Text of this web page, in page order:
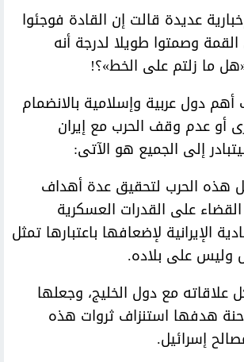
عديدة قالت إن القادة فوجئوا
وصمتوا طويلا لدرجة أنه
ما زلتم على الخط»؟!
أهم دول عربية وإسلامية بالانضمام
أو عدم وقف الحرب مع إيران
إلى الجميع هو الآتى:
هذه الحرب لتحقيق عدة أهداف
على القدرات العسكرية
الإيرانية لإضعافها باعتبارها تمثل
وليس على بلاده.
علاقاته مع دول الخليج، وجعلها
هدفها استنزاف ثروات هذه
إسرائيل.